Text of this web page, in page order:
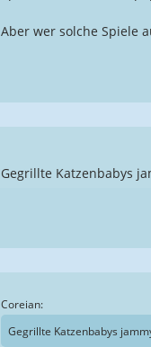
Aber wer solche Spiele
Gegrillte Katzenbabys
Coreian:
Gegrillte Katzenbabys